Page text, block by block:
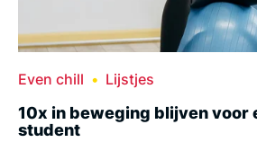
Even chill Lijstjes
10x in beweging blijven voor
student